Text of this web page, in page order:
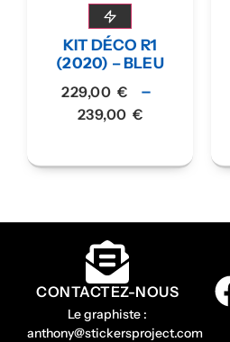
KIT DÉCO R1
(2020) – BLEU
229,00 € –
239,00 €
CONTACTEZ-NOUS
Le graphiste :
anthony@stickersproject.com